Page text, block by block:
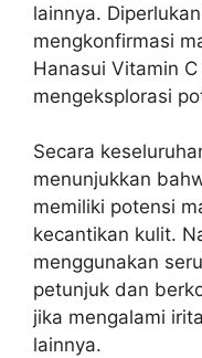
lainnya.
mengkonfirmasi
Hanasui Vitamin
mengeksplorasi
Secara
menunjukkan
memiliki potensi
kecantikan kulit.
menggunakan
petunjuk dan
jika mengalami
lainnya.